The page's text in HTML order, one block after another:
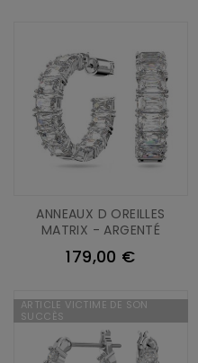
ANNEAUX D OREILLES
MATRIX - ARGENTÉ
179,00 €
ARTICLE VICTIME DE SON
SUCCÈS